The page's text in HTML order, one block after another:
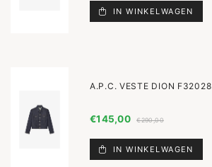
IN WINKELWAGEN
A.P.C. VESTE DION F32028
€145,00 €290,00
IN WINKELWAGEN